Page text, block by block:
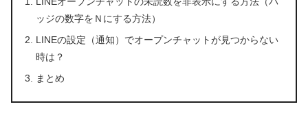
ッジの数字をＮにする方法）
LINEの設定（通知）でオープンチャットが見つからない
時は？
まとめ